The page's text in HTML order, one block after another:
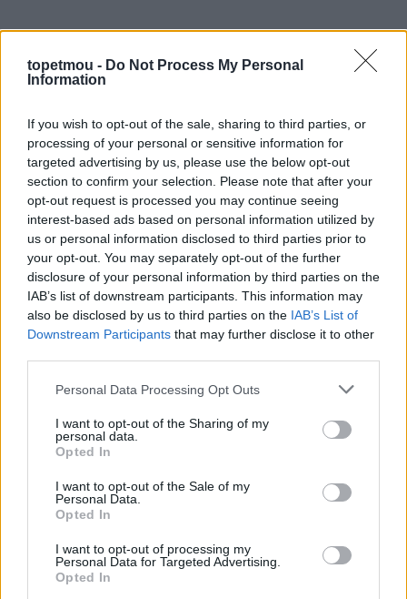
topetmou - Do Not Process My Personal
Information
If you wish to opt-out of the sale, sharing to third parties, or
processing of your personal or sensitive information for
targeted advertising by us, please use the below opt-out
section to confirm your selection. Please note that after your
opt-out request is processed you may continue seeing
interest-based ads based on personal information utilized by
us or personal information disclosed to third parties prior to
your opt-out. You may separately opt-out of the further
disclosure of your personal information by third parties on the
IAB’s list of downstream participants. This information may
also be disclosed by us to third parties on the IAB’s List of
Downstream Participants that may further disclose it to other
Personal Data Processing Opt Outs
I want to opt-out of the Sharing of my
personal data.
Opted In
I want to opt-out of the Sale of my
Personal Data.
Opted In
I want to opt-out of processing my
Personal Data for Targeted Advertising.
Opted In